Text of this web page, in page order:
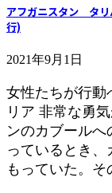
アフガニスタン タリ
行)
2021年9月1日
女性たちが行動
リア 非常な勇
ンのカブール
っているとき、
もっていた。